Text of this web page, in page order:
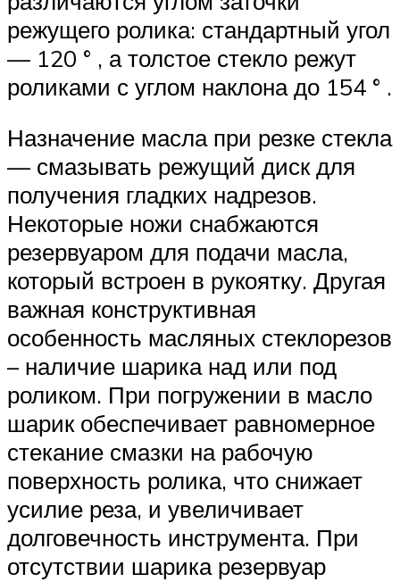
режущего ролика: стандартный угол
— 120 ° , а толстое стекло режут
роликами с углом наклона до 154 ° .
Назначение масла при резке стекла
— смазывать режущий диск для
получения гладких надрезов.
Некоторые ножи снабжаются
резервуаром для подачи масла,
который встроен в рукоятку. Другая
важная конструктивная
особенность масляных стеклорезов
– наличие шарика над или под
роликом. При погружении в масло
шарик обеспечивает равномерное
стекание смазки на рабочую
поверхность ролика, что снижает
усилие реза, и увеличивает
долговечность инструмента. При
отсутствии шарика резервуар